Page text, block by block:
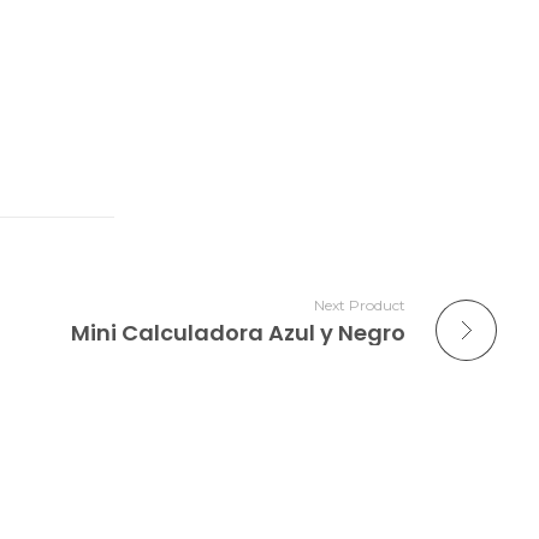
Next Product
Mini Calculadora Azul y Negro